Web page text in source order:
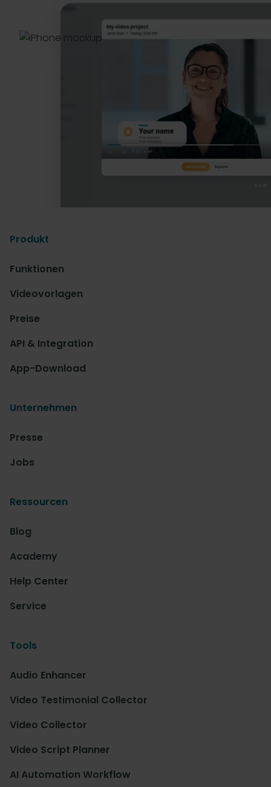
Produkt
Funktionen
Videovorlagen
Preise
API & Integration
App-Download
Unternehmen
Presse
Jobs
Ressourcen
Blog
Academy
Help Center
Service
Tools
Audio Enhancer
Video Testimonial Collector
Video Collector
Video Script Planner
AI Automation Workflow